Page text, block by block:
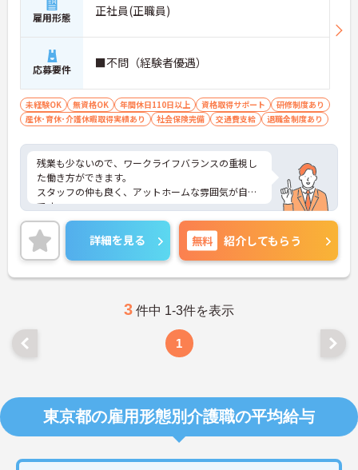
雇用形態 正社員(正職員)
応募要件 ■不問（経験者優遇）
未経験OK 無資格OK 年間休日110日以上 資格取得サポート
研修制度あり
産休･育休･介護休暇取得実績あり
社会保険完備 交通費支給 退職金制度あり
残業も少ないので、ワークライフバランスの重視し
た働き方ができます。
スタッフの仲も良く、アットホームな雰囲気が自慢
です。
ご興味ある方には、面接対策ポイントなど、詳細を
お話しいたしますのでお気軽にご相談ください。
詳細を見る 無料 紹介してもらう
3 件中 1-3件を表示
1
東京都の雇用形態別介護職の平均給与